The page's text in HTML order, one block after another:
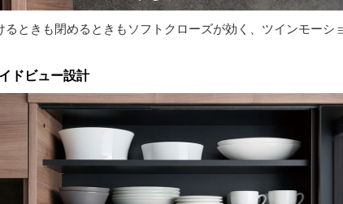
るときも閉めるときもソフトクローズが効く、ツインモーシ
ドビュー設計